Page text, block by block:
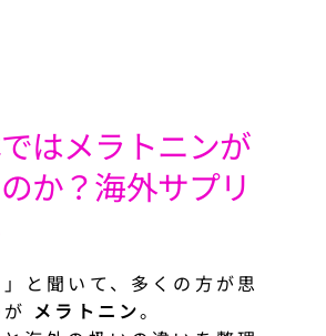
はメラトニンが
か？海外サプリ
」と聞いて、多くの方が思
メラトニン。